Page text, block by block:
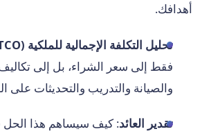
أهدافك.
تحليل التكلفة الإجمالية للملكية (TCO)
فقط إلى سعر الشراء، بل إلى
والصيانة والتدريب والتحديثات على
تقدير العائد: كيف سيساهم هذا الحل